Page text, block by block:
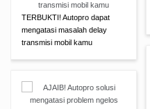
TERBUKTI! Autopro dapat
mengatasi masalah delay
transmisi mobil kamu